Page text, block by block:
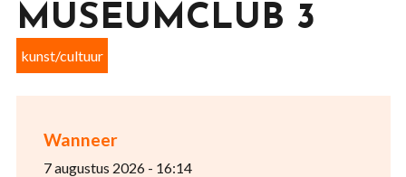
Wanneer
7 augustus 2026 - 16:14
MUSEUMCLUB 3
kunst/cultuur